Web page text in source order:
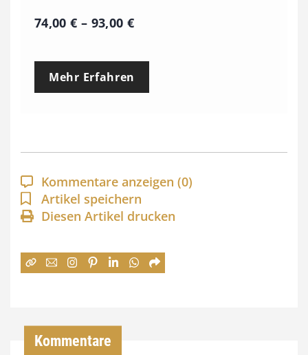
74,00€ – 93,00 €P
e
p
a
n
n
:
Mehr Erfahren
Kommentare anzeigen (0)
Artikel speichern
Diesen Artikel drucken
Kommentare